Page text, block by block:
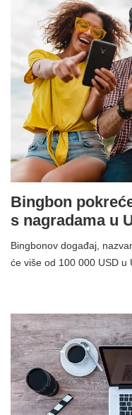
Bingbon
s nagradama u
Bingbonov događaj,
će više od 100 000 USD u